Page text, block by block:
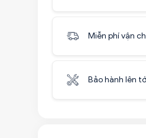
Miễn phí vận
Bảo hành lên